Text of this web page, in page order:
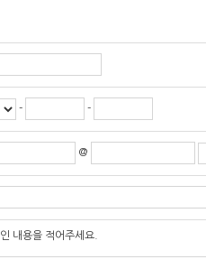
- -
@
내용을 적어주세요.